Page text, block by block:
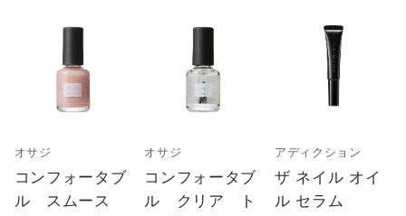
オサジ
コンフォータブ
ル スムース
オサジ
コンフォータブ
ル クリア ト
アディクション
ザ ネイル オイ
ル セラム